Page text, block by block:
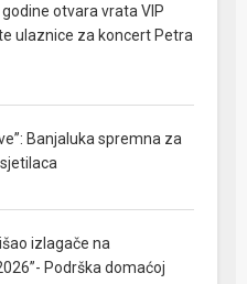
godine otvara vrata VIP
ulaznice za koncert Petra
Banjaluka spremna za
izlagače na
Podrška domaćoj